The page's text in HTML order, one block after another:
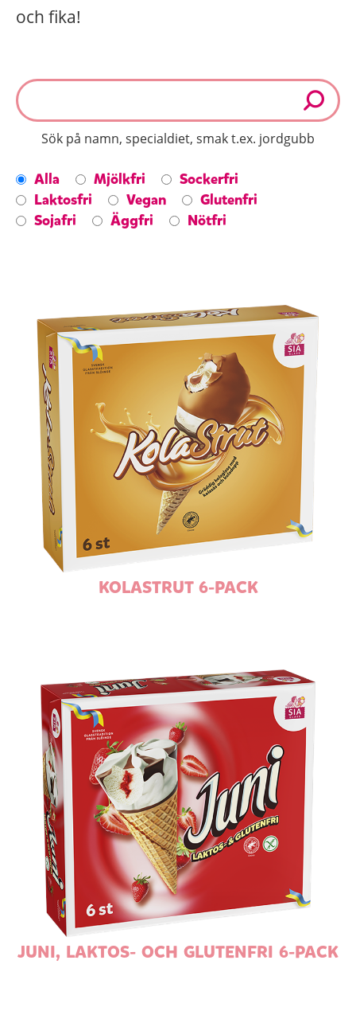
och fika!
Sök på namn, specialdiet, smak t.ex. jordgubb
Alla Mjölkfri
Sockerfri
Laktosfri
Vegan
Glutenfri
Sojafri
Äggfri Nötfri
KOLASTRUT 6-PACK
JUNI, LAKTOS- OCH GLUTENFRI 6-PACK